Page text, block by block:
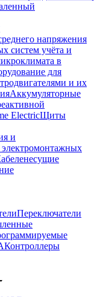
напряжения
учёта и
в
для
и их
Аккумуляторные
ElectricЩиты
и
Переключатели
Контроллеры